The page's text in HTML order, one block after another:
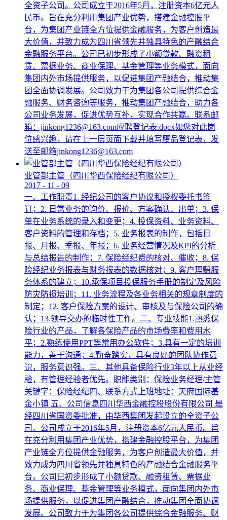
全资子公司。公司成立于2016年5月，注册资本6亿元人
民币。旨在充分利用集团产业优势，搭建金融控股平
台，为集团产业链全方位提供金融服务，为客户创造最
大价值，并致力成为四川省领先并独具特色的产融结合
金融服务平台。公司已初步形成了小额贷款、融资租
赁、票据业务、商业保理、基金管理等业务模式，面向
集团内外市场提供服务，以促进集团产融结合，推动集
团全面协调发展。公司致力于为集团各公司提供综合金
融服务、财务咨询等服务，推动集团产融结合，助力各
公司业务发展，促进优势互补，实现合作共赢。联系邮
箱：jinkong1236@163.com应聘登记表.docx如您对此岗
位感兴趣，请在上一层页面下载并填写赝品登记表，发
送至邮箱jinkong1236@163.com
业管部主管（四川华西保险经纪有限公司）
2017 - 11 - 09
一、工作职责1. 经纪公司的客户协议和授权委托书签
订；2. 日常业务的询价、报价、方案确认、出单；3. 保
单在业务系统的录入和变更；4. 投保资料、业务资料、
客户资料的管理和存档；5. 业务报表的制作，包括日
报、月报、季报、年报；6. 业务经营情况及KPI的分析
与总结报告的制作；7. 保险经纪费的核对、催收；8. 保
险经纪业务报表与财务报表的数据核对；9. 客户理赔服
务体系的建立；10.承保项目投保服务手册的制定及风险
防灾防损培训；11. 业务流程及各业务相关的规章制度的
制定；12. 客户保险方案的设计、审核及与保险公司的确
认；13.领导交办的临时性工作。二、专业技能1.熟悉保
险行业的产品，了解各保险产品的市场费率和费用水
平；2.熟练使用PPT等常用办公软件；3.具有一定的培训
能力，善于沟通；4.勤奋踏实，具有良好的团队协作意
识，服务意识强。三、其他具备保险行业3年以上从业经
验，有管理经验者优先。职能类别：保险业务经理/主管
关键字：保险经纪四、联系方式上班地址：天府国际基
金小镇 五、公司信息四川华西金融控股股份有限公司 是
经四川省国资委批准，由华西集团发起设立的全资子公
司。公司成立于2016年5月，注册资本6亿元人民币。旨
在充分利用集团产业优势，搭建金融控股平台，为集团
产业链全方位提供金融服务，为客户创造最大价值，并
致力成为四川省领先并独具特色的产融结合金融服务平
台。公司已初步形成了小额贷款、融资租赁、票据业
务、商业保理、基金管理等业务模式，面向集团内外市
场提供服务，以促进集团产融结合，推动集团全面协调
发展。公司致力于为集团各公司提供综合金融服务、财